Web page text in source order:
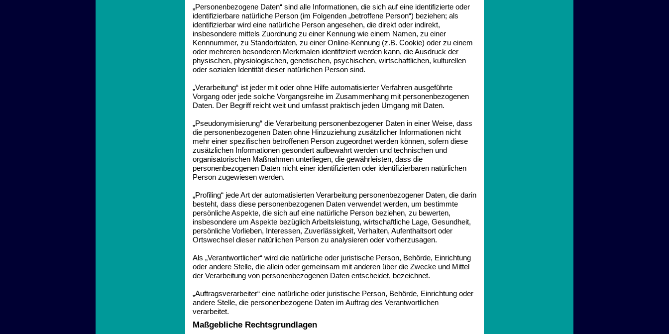
„Personenbezogene Daten“ sind alle Informationen, die sich auf eine identifizierte oder
identifizierbare natürliche Person (im Folgenden „betroffene Person“) beziehen; als
identifizierbar wird eine natürliche Person angesehen, die direkt oder indirekt,
insbesondere mittels Zuordnung zu einer Kennung wie einem Namen, zu einer
Kennnummer, zu Standortdaten, zu einer Online-Kennung (z.B. Cookie) oder zu einem
oder mehreren besonderen Merkmalen identifiziert werden kann, die Ausdruck der
physischen, physiologischen, genetischen, psychischen, wirtschaftlichen, kulturellen
oder sozialen Identität dieser natürlichen Person sind.
„Verarbeitung“ ist jeder mit oder ohne Hilfe automatisierter Verfahren ausgeführte
Vorgang oder jede solche Vorgangsreihe im Zusammenhang mit personenbezogenen
Daten. Der Begriff reicht weit und umfasst praktisch jeden Umgang mit Daten.
„Pseudonymisierung“ die Verarbeitung personenbezogener Daten in einer Weise, dass
die personenbezogenen Daten ohne Hinzuziehung zusätzlicher Informationen nicht
mehr einer spezifischen betroffenen Person zugeordnet werden können, sofern diese
zusätzlichen Informationen gesondert aufbewahrt werden und technischen und
organisatorischen Maßnahmen unterliegen, die gewährleisten, dass die
personenbezogenen Daten nicht einer identifizierten oder identifizierbaren natürlichen
Person zugewiesen werden.
„Profiling“ jede Art der automatisierten Verarbeitung personenbezogener Daten, die darin
besteht, dass diese personenbezogenen Daten verwendet werden, um bestimmte
persönliche Aspekte, die sich auf eine natürliche Person beziehen, zu bewerten,
insbesondere um Aspekte bezüglich Arbeitsleistung, wirtschaftliche Lage, Gesundheit,
persönliche Vorlieben, Interessen, Zuverlässigkeit, Verhalten, Aufenthaltsort oder
Ortswechsel dieser natürlichen Person zu analysieren oder vorherzusagen.
Als „Verantwortlicher“ wird die natürliche oder juristische Person, Behörde, Einrichtung
oder andere Stelle, die allein oder gemeinsam mit anderen über die Zwecke und Mittel
der Verarbeitung von personenbezogenen Daten entscheidet, bezeichnet.
„Auftragsverarbeiter“ eine natürliche oder juristische Person, Behörde, Einrichtung oder
andere Stelle, die personenbezogene Daten im Auftrag des Verantwortlichen
verarbeitet.
Maßgebliche Rechtsgrundlagen